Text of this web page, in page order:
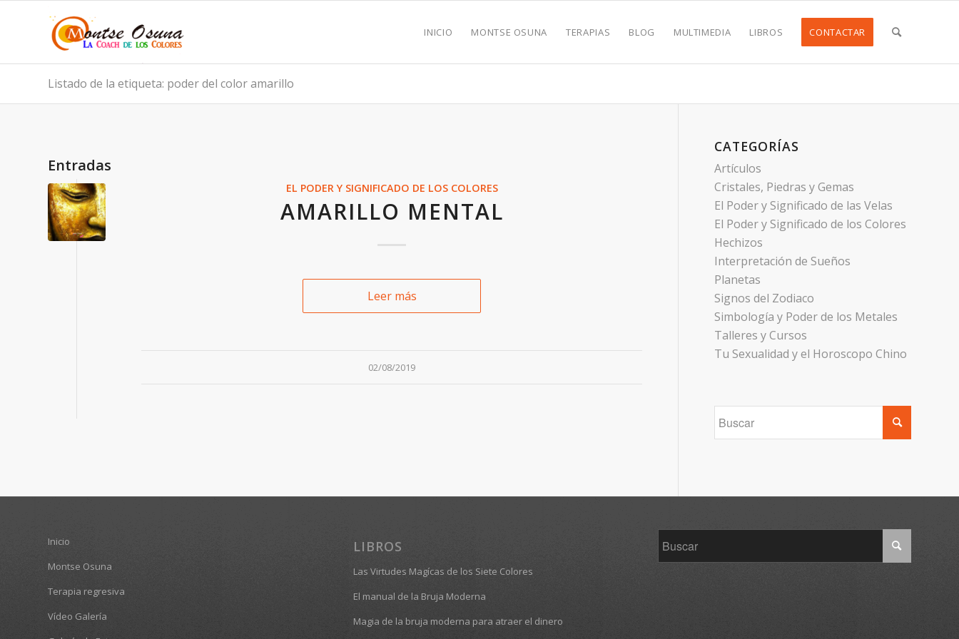
INICIO MONTSE OSUNA TERAPIAS BLOG MULTIMEDIA LIBROS CONTACTAR
Listado de la etiqueta: poder del color amarillo
Entradas
EL PODER Y SIGNIFICADO DE LOS COLORES
AMARILLO MENTAL
Leer más
02/08/2019
CATEGORÍAS
Artículos
Cristales, Piedras y Gemas
El Poder y Significado de las Velas
El Poder y Significado de los Colores
Hechizos
Interpretación de Sueños
Planetas
Signos del Zodiaco
Simbología y Poder de los Metales
Talleres y Cursos
Tu Sexualidad y el Horoscopo Chino
Inicio
Montse Osuna
Terapia regresiva
Vídeo Galería
LIBROS
Las Virtudes Magícas de los Siete Colores
El manual de la Bruja Moderna
Magia de la bruja moderna para atraer el dinero